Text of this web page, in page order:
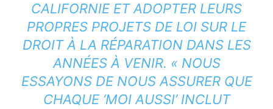
CALIFORNIE ET ADOPTER LEURS
PROPRES PROJETS DE LOI SUR LE
DROIT À LA RÉPARATION DANS LES
ANNÉES À VENIR. « NOUS
ESSAYONS DE NOUS ASSURER QUE
CHAQUE ‘MOI AUSSI’ INCLUT